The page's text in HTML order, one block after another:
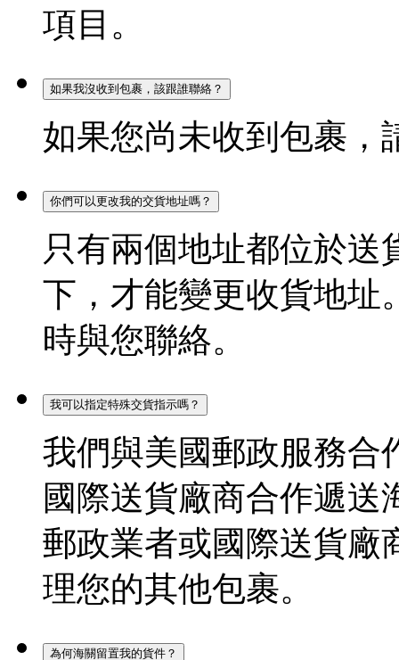
項目。
如果我沒收到包裹，該跟誰聯絡？
如果您尚未收到包裹，
你們可以更改我的交貨地址嗎？
只有兩個地址都位於送
下，才能變更收貨地址
時與您聯絡。
我可以指定特殊交貨指示嗎？
我們與美國郵政服務合
國際送貨廠商合作遞送
郵政業者或國際送貨廠
理您的其他包裹。
為何海關留置我的貨件？